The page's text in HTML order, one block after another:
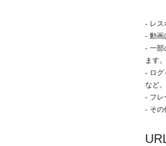
- レス
- 動画
- 一部
ます
- ログ
など。
- フレ
- その